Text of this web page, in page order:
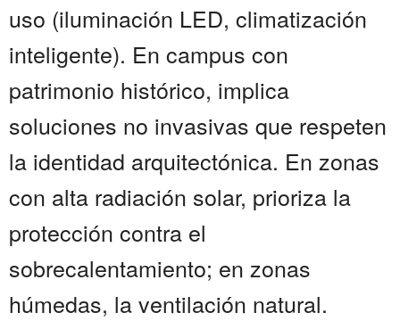
uso (iluminación LED, climatización
inteligente). En campus con
patrimonio histórico, implica
soluciones no invasivas que respeten
la identidad arquitectónica. En zonas
con alta radiación solar, prioriza la
protección contra el
sobrecalentamiento; en zonas
húmedas, la ventilación natural.